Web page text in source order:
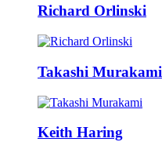
Richard Orlinski
Takashi Murakami
Keith Haring